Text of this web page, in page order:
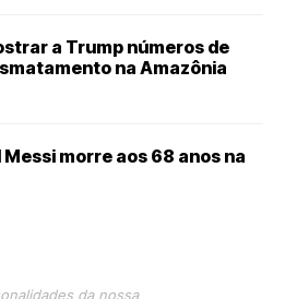
a Trump números de
na Amazônia
Messi morre aos 68 anos na
da nossa